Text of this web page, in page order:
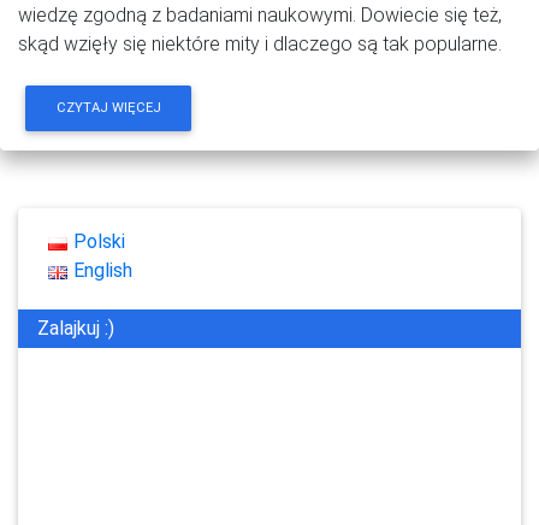
wiedzę zgodną z badaniami naukowymi. Dowiecie się też,
skąd wzięły się niektóre mity i dlaczego są tak popularne.
CZYTAJ WIĘCEJ
Polski
English
Zalajkuj :)